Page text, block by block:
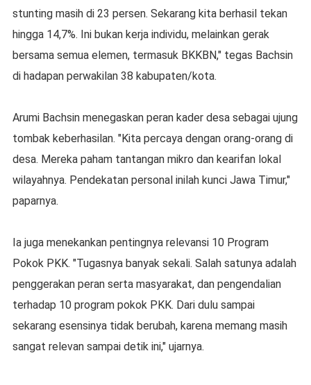
stunting masih di 23 persen. Sekarang kita berhasil tekan
hingga 14,7%. Ini bukan kerja individu, melainkan gerak
bersama semua elemen, termasuk BKKBN," tegas Bachsin
di hadapan perwakilan 38 kabupaten/kota.
Arumi Bachsin menegaskan peran kader desa sebagai ujung
tombak keberhasilan. "Kita percaya dengan orang-orang di
desa. Mereka paham tantangan mikro dan kearifan lokal
wilayahnya. Pendekatan personal inilah kunci Jawa Timur,"
paparnya.
Ia juga menekankan pentingnya relevansi 10 Program
Pokok PKK. "Tugasnya banyak sekali. Salah satunya adalah
penggerakan peran serta masyarakat, dan pengendalian
terhadap 10 program pokok PKK. Dari dulu sampai
sekarang esensinya tidak berubah, karena memang masih
sangat relevan sampai detik ini," ujarnya.